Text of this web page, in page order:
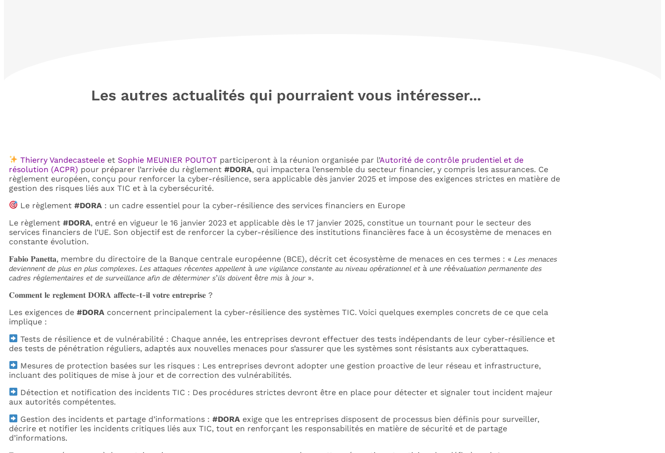
Les autres actualités qui pourraient vous intéresser...
Thierry Vandecasteele et Sophie MEUNIER POUTOT participeront à la réunion organisée par l’Autorité de contrôle prudentiel et de
résolution (ACPR) pour préparer l’arrivée du règlement #DORA, qui impactera l’ensemble du secteur financier, y compris les assurances. Ce
règlement européen, conçu pour renforcer la cyber-résilience, sera applicable dès janvier 2025 et impose des exigences strictes en matière de
gestion des risques liés aux TIC et à la cybersécurité.
Le règlement#DORA : un cadre essentiel pour la cyber-résilience des services financiers en Europe
Le règlement #DORA, entré en vigueur le 16 janvier 2023 et applicable dès le 17 janvier 2025, constitue un tournant pour le secteur des
services financiers de l’UE. Son objectif est de renforcer la cyber-résilience des institutions financières face à un écosystème de menaces en
constante évolution.
𝐅𝐚𝐛𝐢𝐨 𝐏𝐚𝐧𝐞𝐭𝐭𝐚, membre du directoire de la Banque centrale européenne (BCE), décrit cet écosystème de menaces en ces termes : « 𝘓𝘦𝘴 𝘮𝘦𝘯𝘢𝘤𝘦𝘴
𝘥𝘦𝘷𝘪𝘦𝘯𝘯𝘦𝘯𝘵 𝘥𝘦 𝘱𝘭𝘶𝘴 𝘦𝘯 𝘱𝘭𝘶𝘴 𝘤𝘰𝘮𝘱𝘭𝘦𝘹𝘦𝘴. 𝘓𝘦𝘴 𝘢𝘵𝘵𝘢𝘲𝘶𝘦𝘴 𝘳é𝘤𝘦𝘯𝘵𝘦𝘴 𝘢𝘱𝘱𝘦𝘭𝘭𝘦𝘯𝘵 à 𝘶𝘯𝘦 𝘷𝘪𝘨𝘪𝘭𝘢𝘯𝘤𝘦 𝘤𝘰𝘯𝘴𝘵𝘢𝘯𝘵𝘦 𝘢𝘶 𝘯𝘪𝘷𝘦𝘢𝘶 𝘰𝘱é𝘳𝘢𝘵𝘪𝘰𝘯𝘯𝘦𝘭 𝘦𝘵 à 𝘶𝘯𝘦 𝘳éé𝘷𝘢𝘭𝘶𝘢𝘵𝘪𝘰𝘯 𝘱𝘦𝘳𝘮𝘢𝘯𝘦𝘯𝘵𝘦 𝘥𝘦𝘴
𝘤𝘢𝘥𝘳𝘦𝘴 𝘳é𝘨𝘭𝘦𝘮𝘦𝘯𝘵𝘢𝘪𝘳𝘦𝘴 𝘦𝘵 𝘥𝘦 𝘴𝘶𝘳𝘷𝘦𝘪𝘭𝘭𝘢𝘯𝘤𝘦 𝘢𝘧𝘪𝘯 𝘥𝘦 𝘥é𝘵𝘦𝘳𝘮𝘪𝘯𝘦𝘳 𝘴’𝘪𝘭𝘴 𝘥𝘰𝘪𝘷𝘦𝘯𝘵 ê𝘵𝘳𝘦 𝘮𝘪𝘴 à 𝘫𝘰𝘶𝘳 ».
𝐂𝐨𝐦𝐦𝐞𝐧𝐭 𝐥𝐞 𝐫𝐞𝐠𝐥𝐞𝐦𝐞𝐧𝐭 𝐃𝐎𝐑𝐀 𝐚𝐟𝐟𝐞𝐜𝐭𝐞-𝐭-𝐢𝐥 𝐯𝐨𝐭𝐫𝐞 𝐞𝐧𝐭𝐫𝐞𝐩𝐫𝐢𝐬𝐞 ?
Les exigences de #DORA concernent principalement la cyber-résilience des systèmes TIC. Voici quelques exemples concrets de ce que cela
implique :
Tests de résilience et de vulnérabilité : Chaque année, les entreprises devront effectuer des tests indépendants de leur cyber-résilience et
des tests de pénétration réguliers, adaptés aux nouvelles menaces pour s’assurer que les systèmes sont résistants aux cyberattaques.
Mesures de protection basées sur les risques : Les entreprises devront adopter une gestion proactive de leur réseau et infrastructure,
incluant des politiques de mise à jour et de correction des vulnérabilités.
Détection et notification des incidents TIC : Des procédures strictes devront être en place pour détecter et signaler tout incident majeur
aux autorités compétentes.
Gestion des incidents et partage d’informations :#DORA exige que les entreprises disposent de processus bien définis pour surveiller,
décrire et notifier les incidents critiques liés aux TIC, tout en renforçant les responsabilités en matière de sécurité et de partage
d’informations.